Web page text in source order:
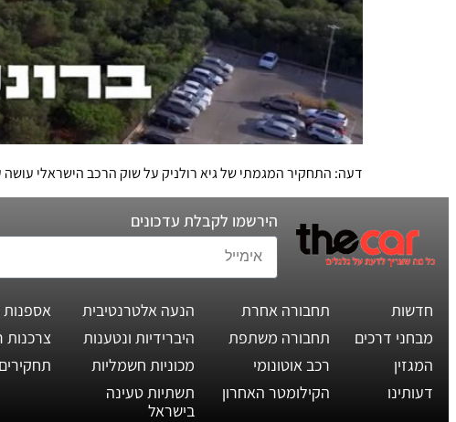
דעה: התחקיר המגמתי של גיא רולניק על שוק הרכב הישראלי
הירשמו לקבלת עדכונים
חדשות
מבחני דרכים
המגזין
דעותינו
תחבורה אחרת
תחבורה משתפת
רכב אוטונומי
הקילומטר האחרון
הנעה אלטרנטיבית
היברידיות ונטענות
מכוניות חשמליות
תשתיות טעינה
בישראל
אספנות
צרכנות